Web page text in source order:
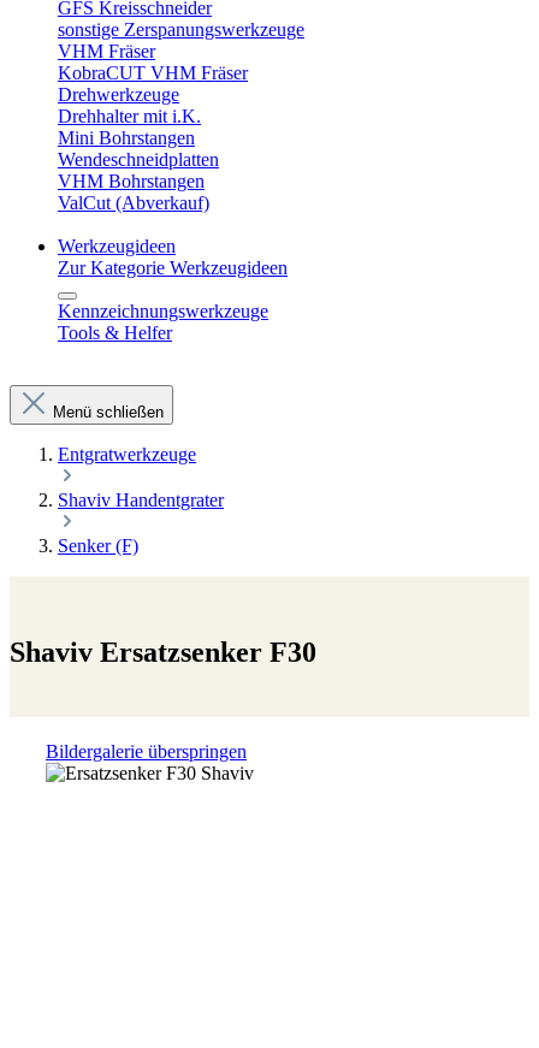
GFS Kreisschneider
sonstige Zerspanungswerkzeuge
VHM Fräser
KobraCUT VHM Fräser
Drehwerkzeuge
Drehhalter mit i.K.
Mini Bohrstangen
Wendeschneidplatten
VHM Bohrstangen
ValCut (Abverkauf)
Werkzeugideen
Zur Kategorie Werkzeugideen
Kennzeichnungswerkzeuge
Tools & Helfer
Menü schließen
Entgratwerkzeuge
Shaviv Handentgrater
Senker (F)
Shaviv Ersatzsenker F30
Bildergalerie überspringen